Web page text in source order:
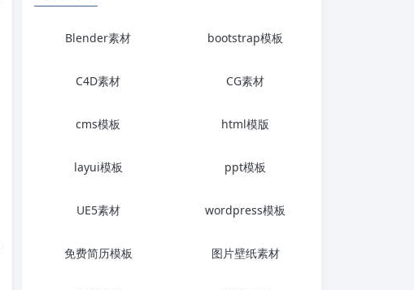
Blender素材 bootstrap模板
C4D素材 CG素材
cms模板 html模版
layui模板 ppt模板
UE5素材 wordpress模板
免费简历模板 图片壁纸素材